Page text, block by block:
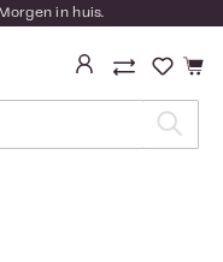
in huis.
Je